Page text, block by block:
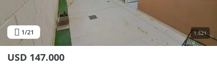
1/21 1.521
USD 147.000